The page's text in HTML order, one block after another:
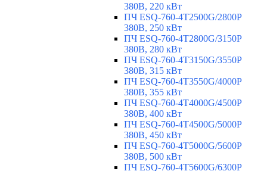
380В, 220 кВт
ПЧ ESQ-760-4T2500G/2800P
380В, 250 кВт
ПЧ ESQ-760-4T2800G/3150P
380В, 280 кВт
ПЧ ESQ-760-4T3150G/3550P
380В, 315 кВт
ПЧ ESQ-760-4T3550G/4000P
380В, 355 кВт
ПЧ ESQ-760-4T4000G/4500P
380В, 400 кВт
ПЧ ESQ-760-4T4500G/5000P
380В, 450 кВт
ПЧ ESQ-760-4T5000G/5600P
380В, 500 кВт
ПЧ ESQ-760-4T5600G/6300P